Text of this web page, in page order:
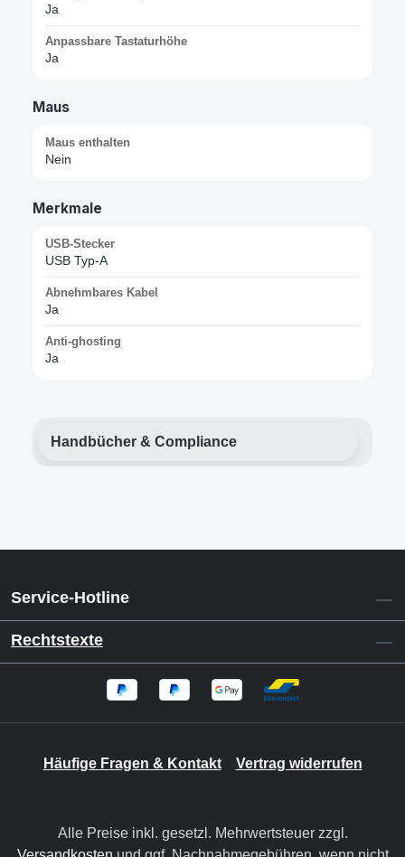
Ja
Anpassbare Tastaturhöhe
Ja
Maus
Maus enthalten
Nein
Merkmale
USB-Stecker
USB Typ-A
Abnehmbares Kabel
Ja
Anti-ghosting
Ja
Handbücher & Compliance
Service-Hotline
Rechtstexte
Häufige Fragen & Kontakt Vertrag widerrufen
Alle Preise inkl. gesetzl. Mehrwertsteuer zzgl.